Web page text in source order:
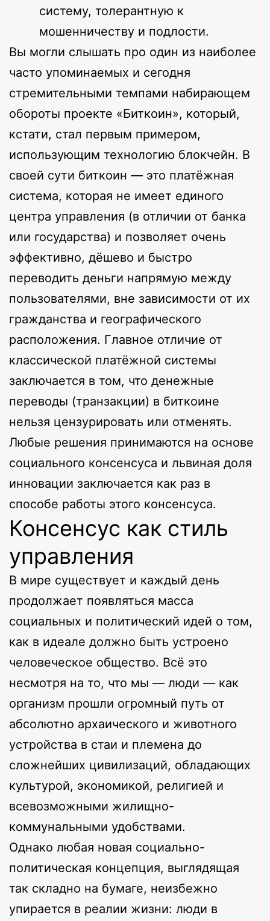
систему, толерантную к
мошенничеству и подлости.
Вы могли слышать про один из наиболее
часто упоминаемых и сегодня
стремительными темпами набирающем
обороты проекте «Биткоин», который,
кстати, стал первым примером,
использующим технологию блокчейн. В
своей сути биткоин — это платёжная
система, которая не имеет единого
центра управления (в отличии от банка
или государства) и позволяет очень
эффективно, дёшево и быстро
переводить деньги напрямую между
пользователями, вне зависимости от их
гражданства и географического
расположения. Главное отличие от
классической платёжной системы
заключается в том, что денежные
переводы (транзакции) в биткоине
нельзя цензурировать или отменять.
Любые решения принимаются на основе
социального консенсуса и львиная доля
инновации заключается как раз в
способе работы этого консенсуса.
Консенсус как стиль
управления
В мире существует и каждый день
продолжает появляться масса
социальных и политический идей о том,
как в идеале должно быть устроено
человеческое общество. Всё это
несмотря на то, что мы — люди — как
организм прошли огромный путь от
абсолютно архаического и животного
устройства в стаи и племена до
сложнейших цивилизаций, обладающих
культурой, экономикой, религией и
всевозможными жилищно-
коммунальными удобствами.
Однако любая новая социально-
политическая концепция, выглядящая
так складно на бумаге, неизбежно
упирается в реалии жизни: люди в